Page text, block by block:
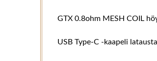
GTX 0.8ohm MESH COIL
USB Type-C -kaapeli